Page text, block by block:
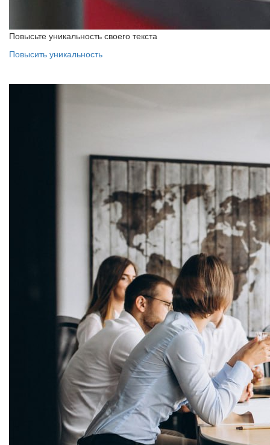
Повысьте уникальность своего текста
Повысить уникальность